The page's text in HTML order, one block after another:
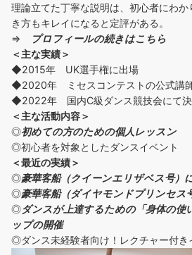
理論立てた丁寧な説明は、初心者にわ
き方もキレイになると定評がある。
⇒
プロフィールの続きはこちら
＜主な実績＞
◆2015年 UK選手権に出場
◆2020年 ミセスコンテストの公式講
◆2022年 国内C級ダンス競技会にて決
＜主な活動内容＞
◎初めての方のための個人レッスン
◎初心者を対象としたダンスイベント
＜最近の実績＞
◎豪華客船（クイーンエリザベス号）
◎豪華客船（ダイヤモンドプリンセス
◎ダンスが上達するための「身体の使
ップの開催
◎ダンス未経験者向け！レクチャー付き